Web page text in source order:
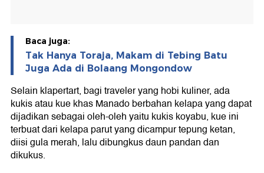
Baca juga:
Tak Hanya Toraja, Makam di Tebing Batu
Juga Ada di Bolaang Mongondow
Selain klapertart, bagi traveler yang hobi kuliner, ada
kukis atau kue khas Manado berbahan kelapa yang dapat
dijadikan sebagai oleh-oleh yaitu kukis koyabu, kue ini
terbuat dari kelapa parut yang dicampur tepung ketan,
diisi gula merah, lalu dibungkus daun pandan dan
dikukus.